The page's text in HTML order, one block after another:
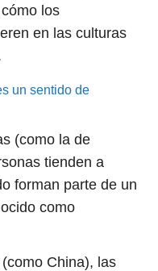
los
en las culturas
un sentido de
(como la de
tienden a
forman parte de un
como
China), las